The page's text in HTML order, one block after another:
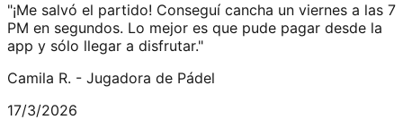
"¡Me salvó el partido! Conseguí cancha un viernes a las 7
PM en segundos. Lo mejor es que pude pagar desde la
app y sólo llegar a disfrutar."
Camila R. - Jugadora de Pádel
17/3/2026